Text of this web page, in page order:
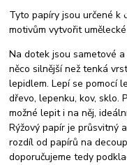
Tyto papíry jsou určené k
motivům vytvořit
Na dotek jsou sametové
něco silnější než tenká
lepidlem. Lepí se pomocí
dřevo, lepenku, kov, sklo.
možné lepit i na něj,
Rýžový papír je průsvitný
rozdíl od papírů na
doporučujeme tedy